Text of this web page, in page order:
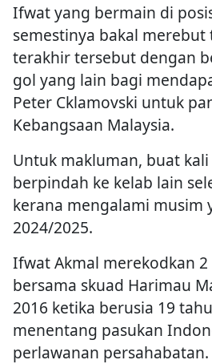
Ifwat yang bermain di
semestinya bakal
terakhir tersebut dengan
gol yang lain bagi
Peter Cklamovski untuk
Kebangsaan Malaysia.
Untuk makluman, buat
berpindah ke kelab lain
kerana mengalami musim
2024/2025.
Ifwat Akmal merekodkan
bersama skuad Harimau
2016 ketika berusia 19
menentang pasukan
perlawanan persahabatan.